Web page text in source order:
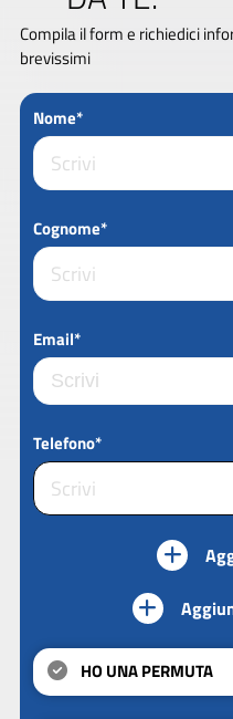
Compila il form e richiedici
brevissimi
Nome*
Cognome*
Email*
Telefono*
HO UNA PERMUTA